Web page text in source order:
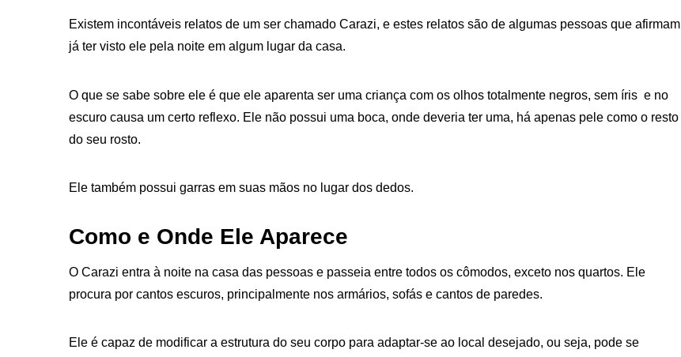
Existem incontáveis relatos de um ser chamado Carazi, e estes relatos são de algumas pessoas que afirmam
já ter visto ele pela noite em algum lugar da casa.
O que se sabe sobre ele é que ele aparenta ser uma criança com os olhos totalmente negros, sem íris e no
escuro causa um certo reflexo. Ele não possui uma boca, onde deveria ter uma, há apenas pele como o resto
do seu rosto.
Ele também possui garras em suas mãos no lugar dos dedos.
Como e Onde Ele Aparece
O Carazi entra à noite na casa das pessoas e passeia entre todos os cômodos, exceto nos quartos. Ele
procura por cantos escuros, principalmente nos armários, sofás e cantos de paredes.
Ele é capaz de modificar a estrutura do seu corpo para adaptar-se ao local desejado, ou seja, pode se